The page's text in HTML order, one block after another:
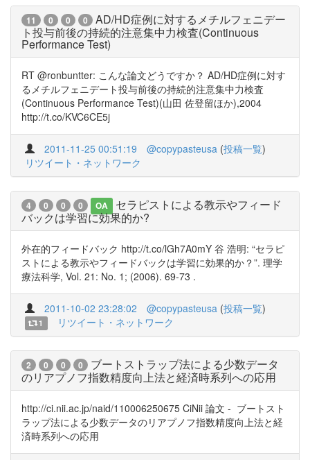
11 0 0 0
AD/HD症例に対するメチルフェニデー
ト投与前後の持続的注意集中力検査(Continuous
Performance Test)
RT @ronbuntter: こんな論文どうですか？ AD/HD症例に対す
るメチルフェニデート投与前後の持続的注意集中力検査
(Continuous Performance Test)(山田 佐登留ほか),2004
http://t.co/KVC6CE5j
2011-11-25 00:51:19 @copypasteusa (投稿一覧)
リツイート・ネットワーク
4 0 0 0 OA
セラピストによる教示やフィード
バックは学習に効果的か?
外在的フィードバック http://t.co/lGh7A0mY 谷 浩明: “セラピ
ストによる教示やフィードバックは学習に効果的か？”. 理学
療法科学, Vol. 21: No. 1; (2006). 69-73 .
2011-10-02 23:28:02 @copypasteusa (投稿一覧)
1 リツイート・ネットワーク
2 0 0 0
ブートストラップ法による少数データ
のリアプノフ指数精度向上法と経済時系列への応用
http://ci.nii.ac.jp/naid/110006250675 CiNii 論文 - ブートスト
ラップ法による少数データのリアプノフ指数精度向上法と経
済時系列への応用